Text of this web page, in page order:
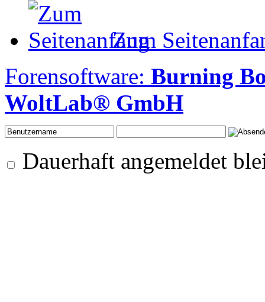
Zum
Forensoftware: Burning
WoltLab® GmbH
Dauerhaft angemeldet